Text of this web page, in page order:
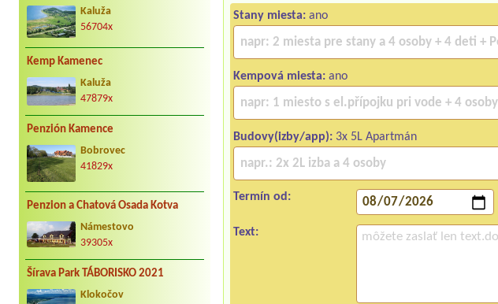
Kaluža
56704x
Kemp Kamenec
Kaluža
47879x
Penzión Kamence
Bobrovec
41829x
Penzion a Chatová Osada Kotva
Námestovo
39305x
Šírava Park TÁBORISKO 2021
Klokočov
Stany miesta: ano
Kempová miesta: ano
Budovy(izby/app): 3x 5L Apartmán
Termín od:
Text: